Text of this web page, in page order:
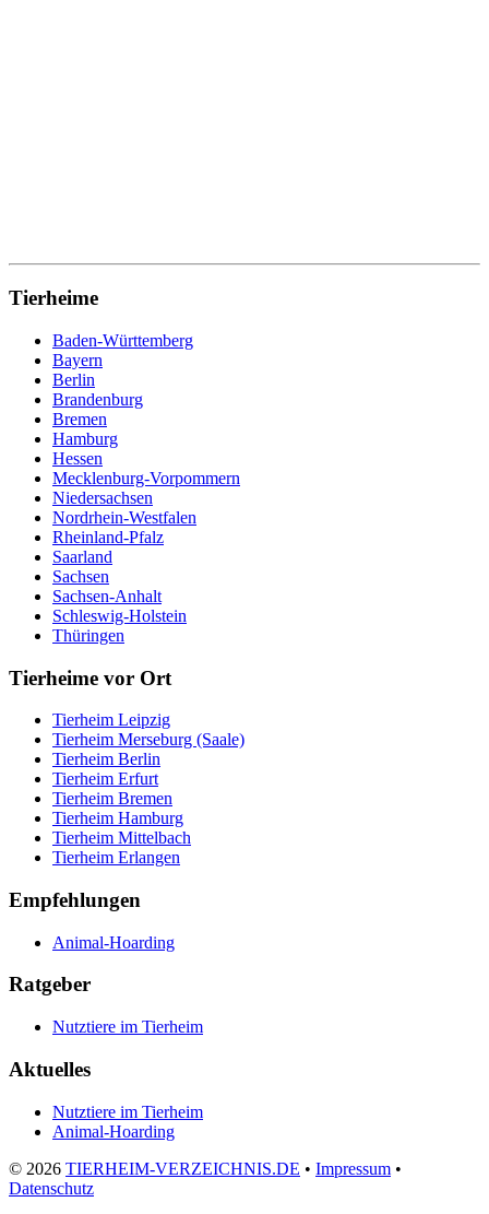
Tierheime
Baden-Württemberg
Bayern
Berlin
Brandenburg
Bremen
Hamburg
Hessen
Mecklenburg-Vorpommern
Niedersachsen
Nordrhein-Westfalen
Rheinland-Pfalz
Saarland
Sachsen
Sachsen-Anhalt
Schleswig-Holstein
Thüringen
Tierheime vor Ort
Tierheim Leipzig
Tierheim Merseburg (Saale)
Tierheim Berlin
Tierheim Erfurt
Tierheim Bremen
Tierheim Hamburg
Tierheim Mittelbach
Tierheim Erlangen
Empfehlungen
Animal-Hoarding
Ratgeber
Nutztiere im Tierheim
Aktuelles
Nutztiere im Tierheim
Animal-Hoarding
© 2026 TIERHEIM-VERZEICHNIS.DE • Impressum •
Datenschutz